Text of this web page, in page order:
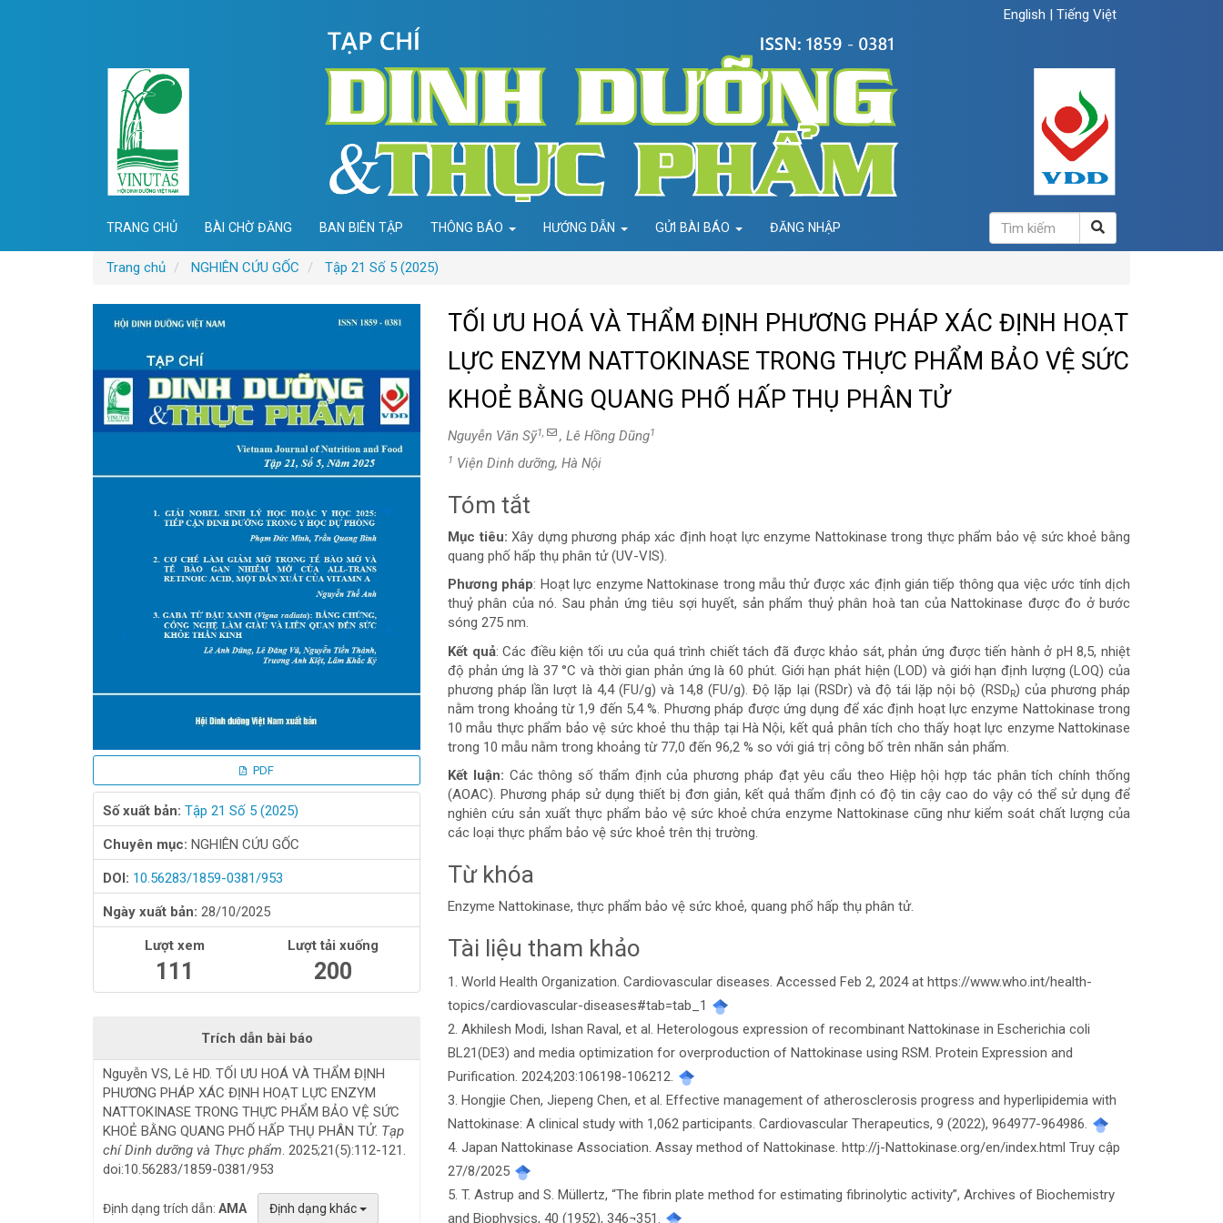
English | Tiếng Việt
TRANG CHỦ BÀI CHỜ ĐĂNG BAN BIÊN TẬP THÔNG BÁO HƯỚNG DẪN GỬI BÀI BÁO ĐĂNG NHẬP
Trang chủ NGHIÊN CỨU GỐC Tập 21 Số 5 (2025)
Thanh
bài
viết
PDF
Số xuất bản: Tập 21 Số 5 (2025)
Chuyên mục: NGHIÊN CỨU GỐC
DOI: 10.56283/1859-0381/953
Ngày xuất bản: 28/10/2025
Lượt xem
111
Lượt tải xuống
200
Trích dẫn bài báo
Nguyễn VS, Lê HD. TỐI ƯU HOÁ VÀ THẨM ĐỊNH
PHƯƠNG PHÁP XÁC ĐỊNH HOẠT LỰC ENZYM
NATTOKINASE TRONG THỰC PHẨM BẢO VỆ SỨC
KHOẺ BẰNG QUANG PHỐ HẤP THỤ PHÂN TỬ. Tạp
chí Dinh dưỡng và Thực phẩm. 2025;21(5):112-121.
doi:10.56283/1859-0381/953
Định dạng trích dẫn: AMA Định dạng khác
TỐI ƯU HOÁ VÀ THẨM ĐỊNH PHƯƠNG PHÁP XÁC ĐỊNH HOẠT
LỰC ENZYM NATTOKINASE TRONG THỰC PHẨM BẢO VỆ SỨC
KHOẺ BẰNG QUANG PHỐ HẤP THỤ PHÂN TỬ
Nguyễn Văn Sỹ1, , Lê Hồng Dũng1
1 Viện Dinh dưỡng, Hà Nội
Nội
dung
chính
của
bài
viết
Tóm tắt
Mục tiêu: Xây dựng phương pháp xác định hoạt lực enzyme Nattokinase trong thực phẩm bảo vệ sức khoẻ bằng
quang phố hấp thụ phân tử (UV-VIS).
Phương pháp: Hoạt lực enzyme Nattokinase trong mẫu thử được xác định gián tiếp thông qua việc ước tính dịch
thuỷ phân của nó. Sau phản ứng tiêu sợi huyết, sản phẩm thuỷ phân hoà tan của Nattokinase được đo ở bước
sóng 275 nm.
Kết quả: Các điều kiện tối ưu của quá trình chiết tách đã được khảo sát, phản ứng được tiến hành ở pH 8,5, nhiệt
độ phản ứng là 37 °C và thời gian phản ứng là 60 phút. Giới hạn phát hiện (LOD) và giới hạn định lượng (LOQ) của
phương pháp lần lượt là 4,4 (FU/g) và 14,8 (FU/g). Độ lặp lại (RSDr) và độ tái lặp nội bộ (RSDR) của phương pháp
nằm trong khoảng từ 1,9 đến 5,4 %. Phương pháp được ứng dụng để xác định hoạt lực enzyme Nattokinase trong
10 mẫu thực phẩm bảo vệ sức khoẻ thu thập tại Hà Nội, kết quả phân tích cho thấy hoạt lực enzyme Nattokinase
trong 10 mẫu nằm trong khoảng từ 77,0 đến 96,2 % so với giá trị công bố trên nhãn sản phẩm.
Kết luận: Các thông số thẩm định của phương pháp đạt yêu cẩu theo Hiệp hội hợp tác phân tích chính thống
(AOAC). Phương pháp sử dụng thiết bị đơn giản, kết quả thẩm định có độ tin cậy cao do vậy có thể sử dụng để
nghiên cứu sản xuất thực phẩm bảo vệ sức khoẻ chứa enzyme Nattokinase cũng như kiểm soát chất lượng của
các loại thực phẩm bảo vệ sức khoẻ trên thị trường.
Từ khóa
Enzyme Nattokinase, thực phẩm bảo vệ sức khoẻ, quang phổ hấp thụ phân tử.
Chi
tiết
bài
viết
Tài liệu tham khảo
1. World Health Organization. Cardiovascular diseases. Accessed Feb 2, 2024 at https://www.who.int/health-
topics/cardiovascular-diseases#tab=tab_1
2. Akhilesh Modi, Ishan Raval, et al. Heterologous expression of recombinant Nattokinase in Escherichia coli
BL21(DE3) and media optimization for overproduction of Nattokinase using RSM. Protein Expression and
Purification. 2024;203:106198-106212.
3. Hongjie Chen, Jiepeng Chen, et al. Effective management of atherosclerosis progress and hyperlipidemia with
Nattokinase: A clinical study with 1,062 participants. Cardiovascular Therapeutics, 9 (2022), 964977-964986.
4. Japan Nattokinase Association. Assay method of Nattokinase. http://j-Nattokinase.org/en/index.html Truy cập
27/8/2025
5. T. Astrup and S. Müllertz, “The fibrin plate method for estimating fibrinolytic activity”, Archives of Biochemistry
and Biophysics, 40 (1952), 346¬351.